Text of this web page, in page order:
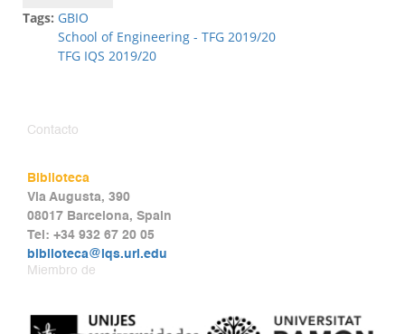
Tags: GBIO
School of Engineering - TFG 2019/20
TFG IQS 2019/20
Contacto
Biblioteca
Via Augusta, 390
08017 Barcelona, Spain
Tel: +34 932 67 20 05
biblioteca@iqs.url.edu
Miembro de